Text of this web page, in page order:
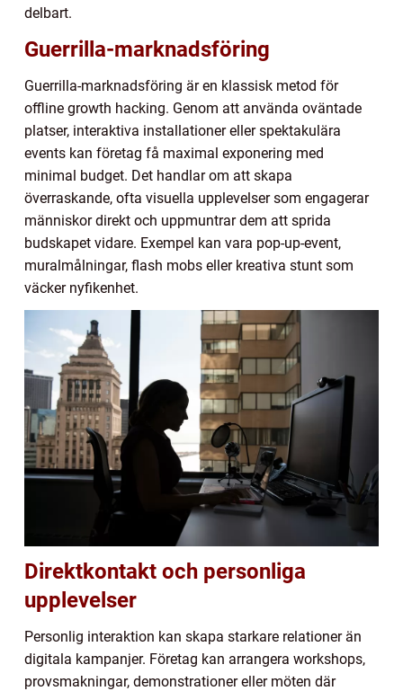
delbart.
Guerrilla-marknadsföring
Guerrilla-marknadsföring är en klassisk metod för
offline growth hacking. Genom att använda oväntade
platser, interaktiva installationer eller spektakulära
events kan företag få maximal exponering med
minimal budget. Det handlar om att skapa
överraskande, ofta visuella upplevelser som engagerar
människor direkt och uppmuntrar dem att sprida
budskapet vidare. Exempel kan vara pop-up-event,
muralmålningar, flash mobs eller kreativa stunt som
väcker nyfikenhet.
Direktkontakt och personliga
upplevelser
Personlig interaktion kan skapa starkare relationer än
digitala kampanjer. Företag kan arrangera workshops,
provsmakningar, demonstrationer eller möten där